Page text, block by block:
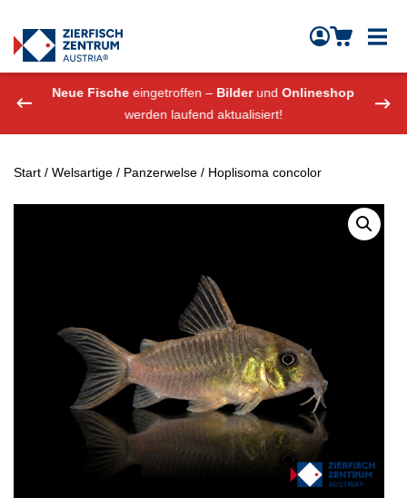
Zierfisch Aquarium Austria
Neue Fische eingetroffen – BilderundOnlineshop
werden laufend aktualisiert!
Start / Welsartige / Panzerwelse / Hoplisoma concolor